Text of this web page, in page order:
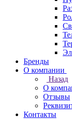
Бренды
О компании
Назад
О
Отзывы
Контакты